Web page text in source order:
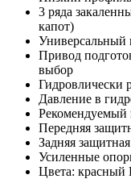
3 ряда
капот)
Универсальный
Привод
выбор
Гидровлически
Давление в
Рекомендуемый
Передняя
Задняя
Усиленные
Цвета: красный